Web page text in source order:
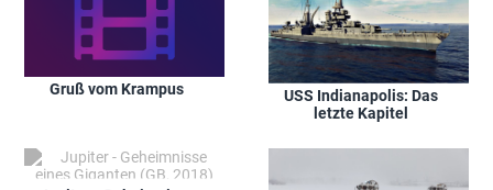
Gruß vom Krampus
USS Indianapolis: Das
letzte Kapitel